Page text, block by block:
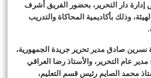
دار التحرير، بحضور الفريق أشرف
وذلك بأكاديمية المحاكاة والتدريب
نسرين صادق مدير تحرير جريدة الجمهورية،
عام التحرير، والأستاذ رضا العراقي
محمد الصايم رئيس قسم التعليم،